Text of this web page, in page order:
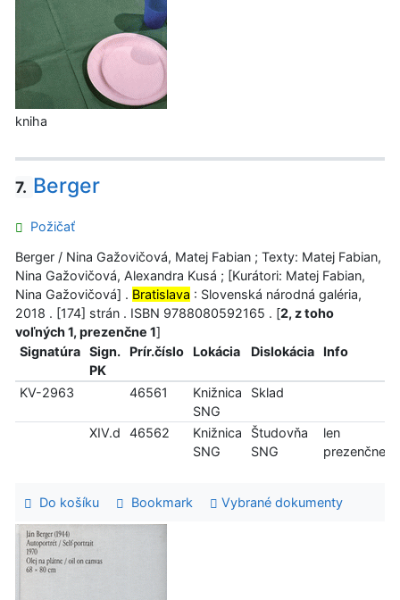
kniha
7. Berger
Požičať
Berger / Nina Gažovičová, Matej Fabian ; Texty: Matej Fabian,
Nina Gažovičová, Alexandra Kusá ; [Kurátori: Matej Fabian,
Nina Gažovičová] . Bratislava : Slovenská národná galéria,
2018 . [174] strán . ISBN 9788080592165 . [2, z toho
voľných 1, prezenčne 1]
Signatúra
Sign.
PK
Prír.číslo Lokácia Dislokácia Info
KV-2963 46561
Knižnica
SNG
Sklad
XIV.d 46562
Knižnica
SNG
Študovňa
SNG
len
prezenčne
Do košíku Bookmark Vybrané dokumenty